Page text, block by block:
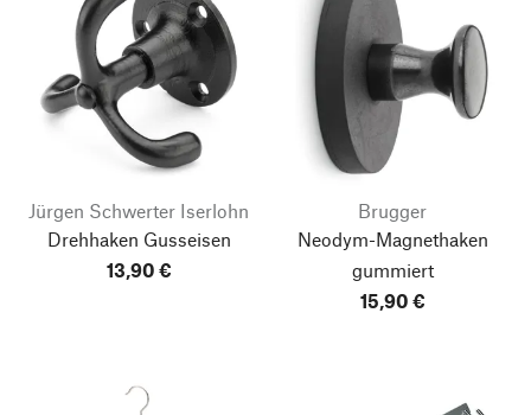
Jürgen Schwerter Iserlohn
Drehhaken Gusseisen
13,90 €
Brugger
Neodym-Magnethaken
gummiert
15,90 €